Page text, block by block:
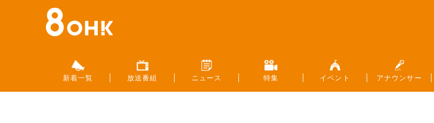
新着一覧 放送番組 ニュース 特集 イベント アナウンサー